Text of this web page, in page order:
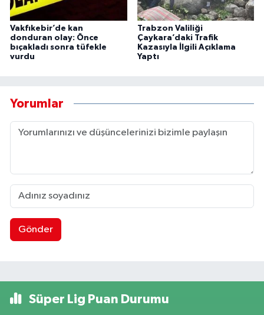
Vakfıkebir’de kan
donduran olay: Önce
bıçakladı sonra tüfekle
vurdu
Trabzon Valiliği
Çaykara’daki Trafik
Kazasıyla İlgili Açıklama
Yaptı
Yorumlar
Gönder
Süper Lig Puan Durumu